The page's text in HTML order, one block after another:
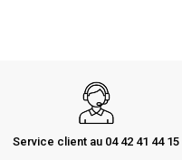
Service client au 04 42 41 44 15